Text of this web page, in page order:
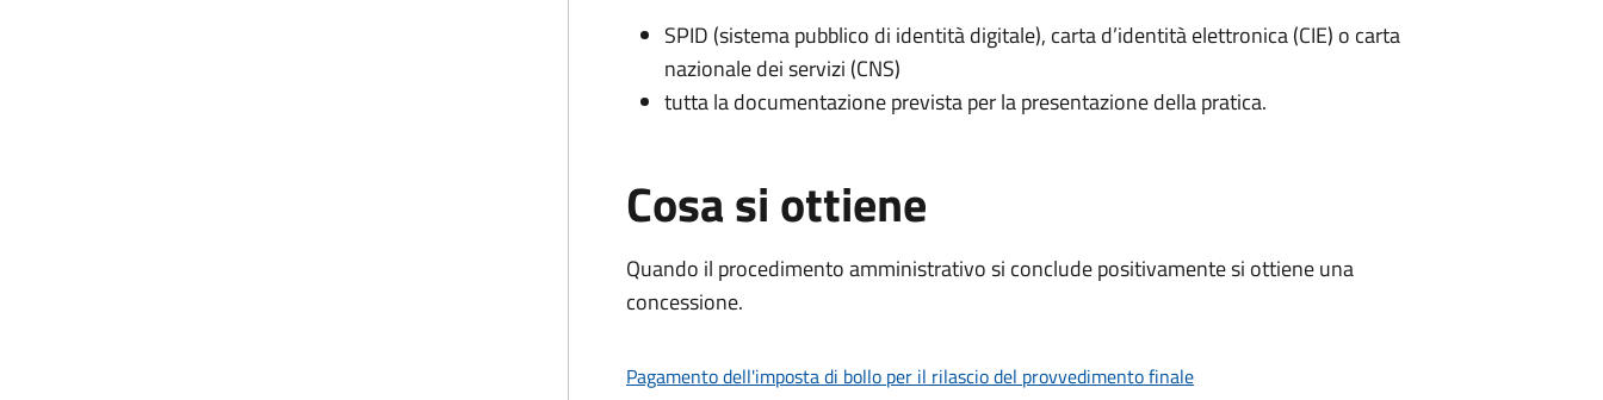
SPID (sistema pubblico di identità digitale), carta d’identità elettronica (CIE) o carta
nazionale dei servizi (CNS)
tutta la documentazione prevista per la presentazione della pratica.
Cosa si ottiene
Quando il procedimento amministrativo si conclude positivamente si ottiene una
concessione.
Pagamento dell'imposta di bollo per il rilascio del provvedimento finale